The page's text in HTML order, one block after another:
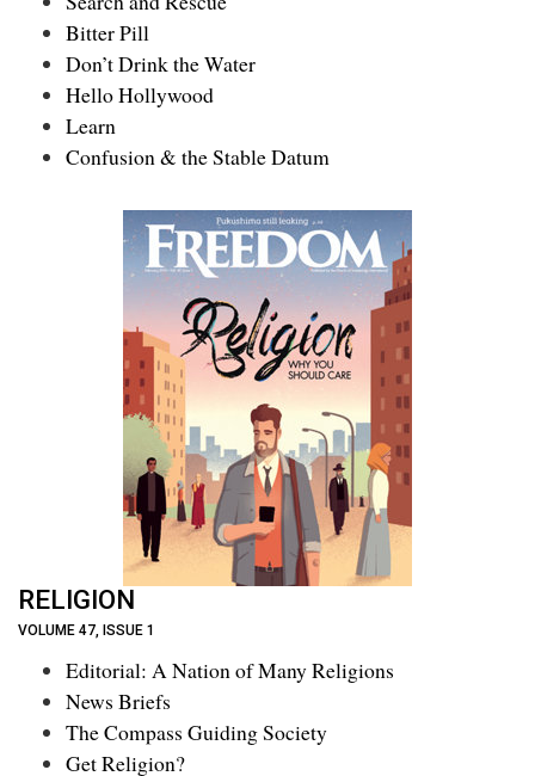
Bitter Pill
Don’t Drink the Water
Hello Hollywood
Learn
Confusion & the Stable Datum
RELIGION
VOLUME 47, ISSUE 1
Editorial: A Nation of Many Religions
News Briefs
The Compass Guiding Society
Get Religion?